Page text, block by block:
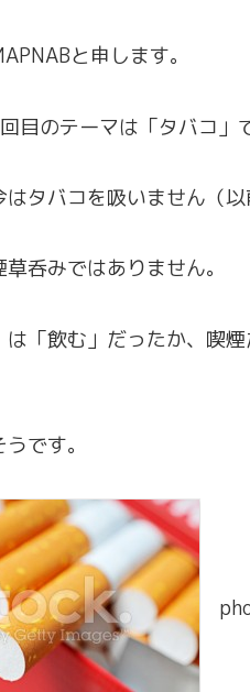
と申します。
目のテーマは「タバコ」
タバコを吸いません（
呑みではありません。
は「飲む」だったか、喫
です。